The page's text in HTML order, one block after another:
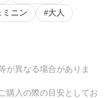
ミニン
大人
が異なる場合がありま
購入の際の目安としてお